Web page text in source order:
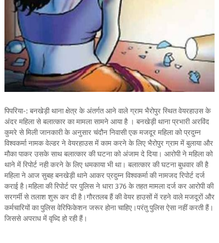
पिपरिया-: बनखेड़ी थाना क्षेत्र के अंतर्गत आने वाले ग्राम भैरोपुर स्थित वेयरहाउस के
अंदर महिला से बलात्कार का मामला सामने आया है । बनखेड़ी थाना प्रभारी अरविंद
कुमरे से मिली जानकारी के अनुसार चंदौन निवासी एक मजदूर महिला को प्रदुम्न
विश्वकर्मा नामक वेल्डर ने वेयरहाउस में काम करने के लिए भैरोपुर ग्राम में बुलाया और
मौका पाकर उसके साथ बलात्कार की घटना को अंजाम दे दिया। आरोपी ने महिला को
थाने में रिपोर्ट नही करने के लिए धमकाया भी था। बलात्कार की घटना बुधवार की है
महिला ने आज सुबह बनखेड़ी थाने आकर प्रदुम्न विश्वकर्मा की नामजद रिपोर्ट दर्ज
कराई है।महिला की रिपोर्ट पर पुलिस ने धारा 376 के तहत मामला दर्ज कर आरोपी की
सरगर्मी से तलाश शुरू कर दी है।गौरतलब हैं की वेयर हाउसों में रहने वाले मजदूरों और
कर्मचारियों का पुलिस वेरिफिकेशन जरूर होना चाहिए।परंतु पुलिस ऐसा नहीं करती हैं।
जिससे अपराध में वृध्दि हो रही हैं।